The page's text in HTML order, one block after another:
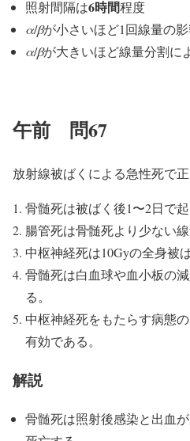
照射間隔は6時間程度
α/βが小さいほど1回線量の
α/βが大きいほど線量分割に
午前 問67
放射線被ばくによる急性死で正
骨髄死は被ばく後1〜2日で起
腸管死は骨髄死より少ない線
中枢神経死は10Gyの全身被
骨髄死は白血球や血小板の
る。
中枢神経死をもたらす病態
有効である。
解説
骨髄死は照射後感染と出血